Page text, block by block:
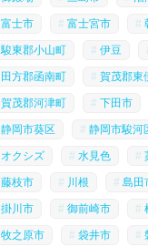
富士市 富士宮市
駿東郡小山町 伊豆
田方郡函南町 賀茂郡東
賀茂郡河津町 下田市
静岡市葵区 静岡市駿河
オクシズ 水見色
藤枝市 川根 島田
掛川市 御前崎市
牧之原市 袋井市